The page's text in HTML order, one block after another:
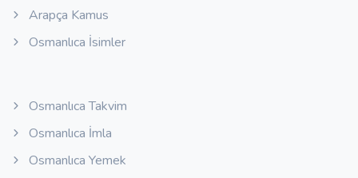
Arapça Kamus
Osmanlıca İsimler
Osmanlıca Takvim
Osmanlıca İmla
Osmanlıca Yemek